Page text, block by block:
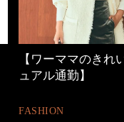
【ワーママのきれ
ュアル通勤】
FASHION